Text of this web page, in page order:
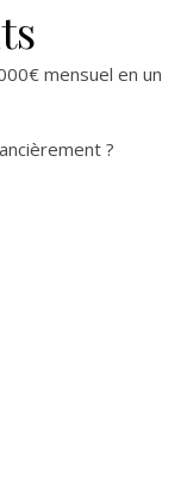
mensuel en un
?